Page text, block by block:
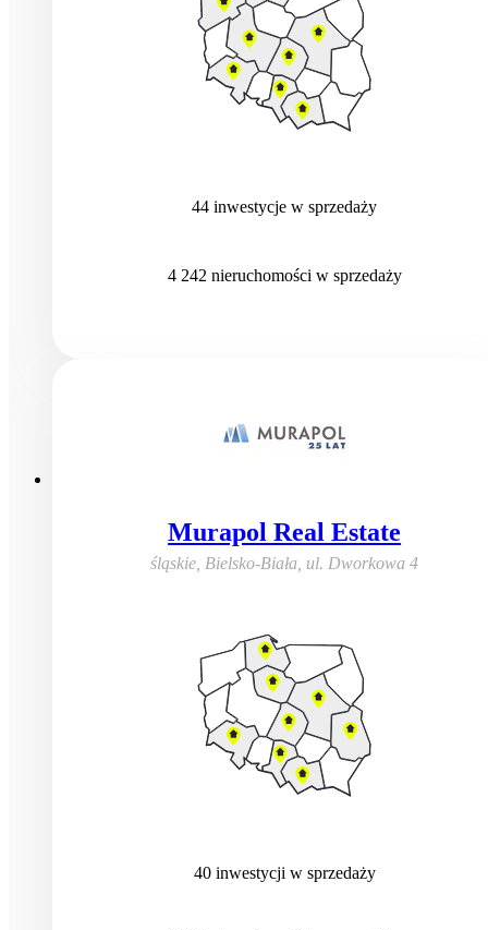
44 inwestycje w sprzedaży
4 242 nieruchomości w sprzedaży
Murapol Real Estate
śląskie, Bielsko-Biała ul. Dworkowa 4
40 inwestycji w sprzedaży